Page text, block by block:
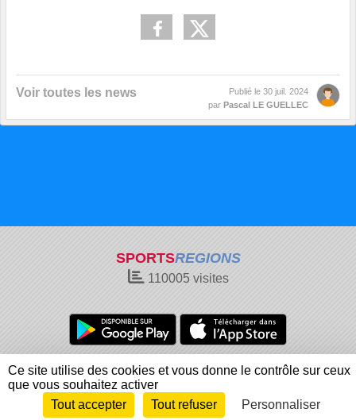
Voir toutes les news Publié le 30 juil. 2024
par Pascal LE GUELLEC
SPORTSREGIONS
110005 visites
Charte cookies
Gestion des cookies
Informations légales
Signaler un contenu inapproprié
Envie de participer ?
Connexion
Ce site utilise des cookies et vous donne le contrôle sur ceux
que vous souhaitez activer
Tout accepter
Tout refuser Personnaliser